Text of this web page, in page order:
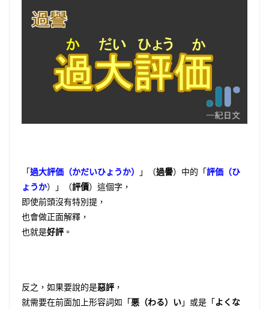
「過大評価（かだいひょうか） 」（過譽）中的「評価（ひ
ょうか）」（評價）這個字，
即使前頭沒有特別提，
也會做正面解釋，
也就是好評 。
反之，如果要說的是惡評 ，
就需要在前面加上形容詞如「悪（わる）い」或是「よくな